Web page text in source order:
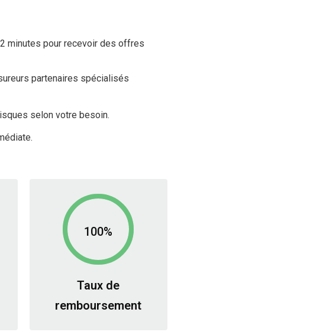
minutes pour recevoir des offres
partenaires spécialisés
selon votre besoin.
100%
Taux de
remboursement